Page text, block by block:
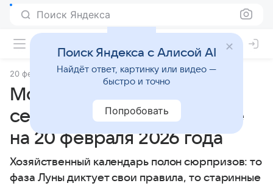
Поиск Яндекса
20 февраля 2026 Источник:Гороскопы Mail Статьи
Можно ли убираться
сегодня: советы по уборке
на 20 февраля 2026 года
Хозяйственный календарь полон сюрпризов: то
фаза Луны диктует свои правила, то старинные
Поиск Яндекса с Алисой AI
Найдёт ответ, картинку или видео —
быстро и точно
Попробовать